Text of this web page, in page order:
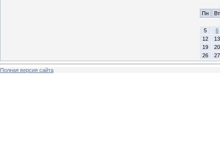
Пн
Вт
5
6
12
13
19
20
26
27
Полная версия сайта